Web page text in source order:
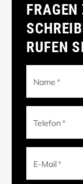
RUFEN
Name*
Telefon*
E-Mail*